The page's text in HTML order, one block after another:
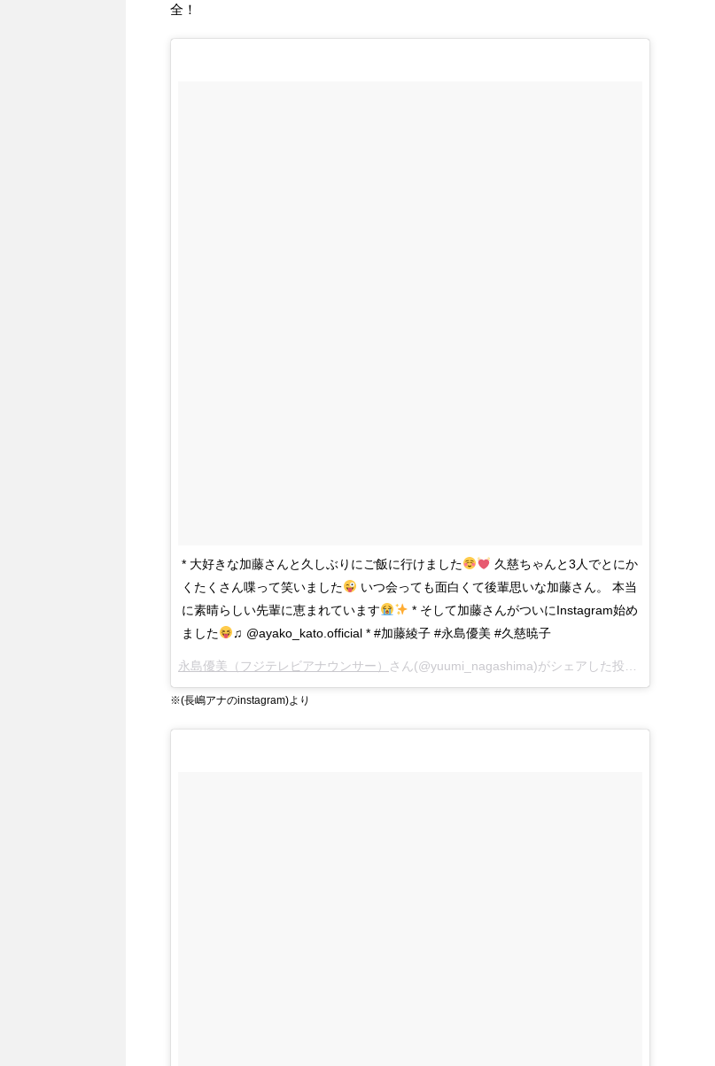
全！
* 大好きな加藤さんと久しぶりにご飯に行けました
久慈ちゃんと3人でとにか
くたくさん喋って笑いました
いつ会っても面白くて後輩思いな加藤さん。 本当
に素晴らしい先輩に恵まれています
* そして加藤さんがついにInstagram始め
ました
♫ @ayako_kato.official * #加藤綾子 #永島優美 #久慈暁子
永島優美（フジテレビアナウンサー） さん(@yuumi_nagashima)がシェアした投稿 –
※(長嶋アナのinstagram)より